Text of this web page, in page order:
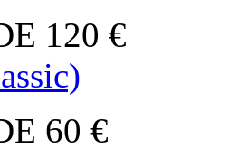
120 €
60 €